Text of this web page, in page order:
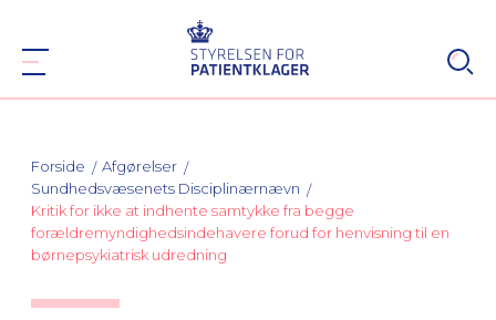
Forside
Afgørelser
Sundhedsvæsenets Disciplinærnævn
Kritik for ikke at indhente samtykke fra begge
forældremyndighedsindehavere forud for henvisning til en
børnepsykiatrisk udredning